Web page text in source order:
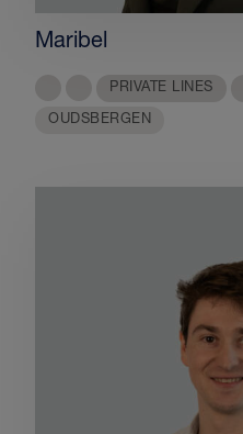
Maribel
PRIVATE LINES
OUDSBERGEN